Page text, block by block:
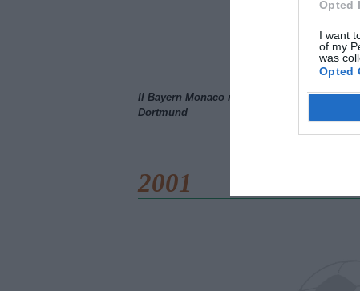
Opted
I want
of my
was
Opted
Il Bayern Monaco ridimensiona il Borussia
Dortmund
2001